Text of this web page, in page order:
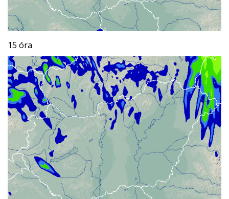
15 óra